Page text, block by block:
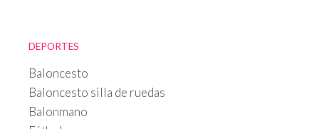
DEPORTES
Baloncesto
Baloncesto silla de ruedas
Balonmano